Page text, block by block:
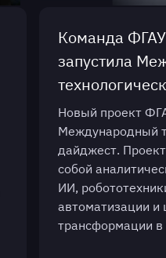
Команда
запустила
Новый проект
Международный
дайджест.
собой
ИИ,
автоматизации и
трансформации в